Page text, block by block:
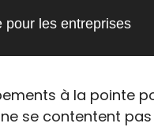
pour les entreprises
à la pointe
se contentent